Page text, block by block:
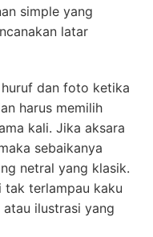
simple yang
latar
huruf dan foto ketika
harus memilih
kali. Jika aksara
sebaikanya
netral yang klasik.
tak terlampau kaku
ilustrasi yang